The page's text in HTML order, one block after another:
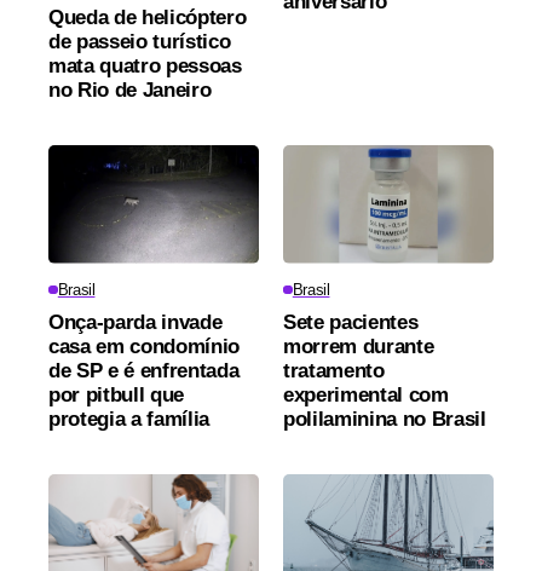
Queda de helicóptero
de passeio turístico
mata quatro pessoas
no Rio de Janeiro
Brasil
Onça-parda invade
casa em condomínio
de SP e é enfrentada
por pitbull que
protegia a família
Brasil
Sete pacientes
morrem durante
tratamento
experimental com
polilaminina no Brasil